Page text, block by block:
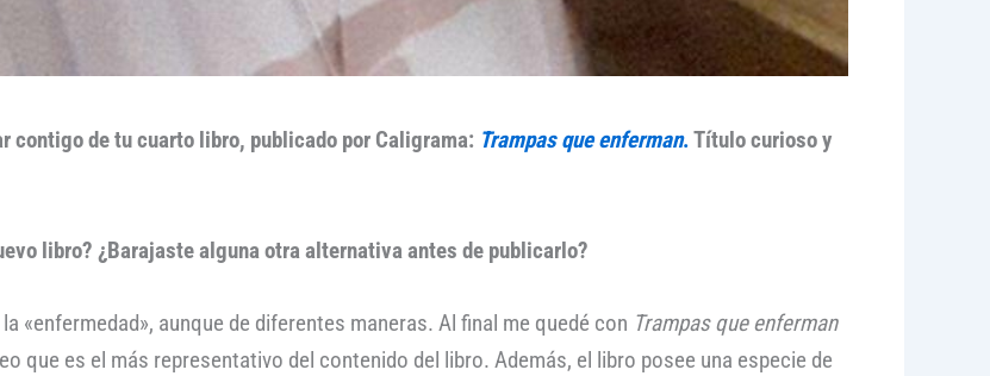
contigo de tu cuarto libro, publicado por Caligrama: Trampas que enferman.Título curioso y
libro? ¿Barajaste alguna otra alternativa antes de publicarlo?
«enfermedad», aunque de diferentes maneras. Al final me quedé con Trampas que enferman
que es el más representativo del contenido del libro. Además, el libro posee una especie de